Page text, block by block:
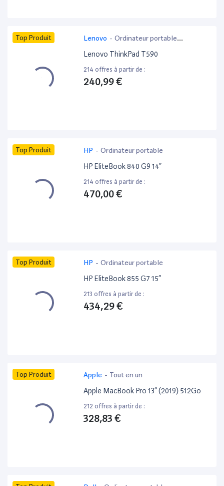
Top Produit Lenovo - Ordinateur portable
bureautique
Lenovo ThinkPad T590
214 offres à partir de :
240,99 €
Top Produit HP - Ordinateur portable
HP EliteBook 840 G9 14”
214 offres à partir de :
470,00 €
Top Produit HP - Ordinateur portable
HP EliteBook 855 G7 15”
213 offres à partir de :
434,29 €
Top Produit Apple - Tout en un
Apple MacBook Pro 13” (2019) 512Go
212 offres à partir de :
328,83 €